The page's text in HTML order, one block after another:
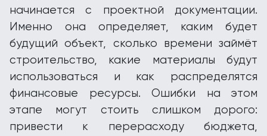
начинается с проектной документации.
Именно она определяет, каким будет
будущий объект, сколько времени займёт
строительство, какие материалы будут
использоваться и как распределятся
финансовые ресурсы. Ошибки на этом
этапе могут стоить слишком дорого:
привести к перерасходу бюджета,